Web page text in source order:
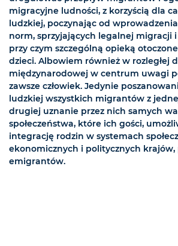
migracyjne ludności, z korzyścią dla
ludzkiej, poczynając od
norm, sprzyjających legalnej migracji i
przy czym szczególną opieką
dzieci. Albowiem również w rozległej
międzynarodowej w centrum uwagi
zawsze człowiek. Jedynie
ludzkiej wszystkich migrantów z
drugiej uznanie przez nich samych
społeczeństwa, które ich gości,
integrację rodzin w systemach
ekonomicznych i politycznych krajów,
emigrantów.